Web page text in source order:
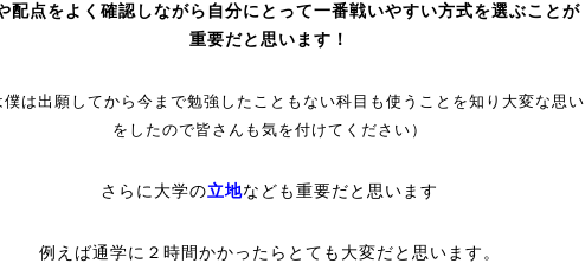
配点をよく確認しながら自分にとって一番戦いやすい方式を選ぶことが
重要だと思います！
僕は出願してから今まで勉強したこともない科目も使うことを知り大変な思い
をしたので皆さんも気を付けてください）
さらに大学の立地なども重要だと思います
例えば通学に２時間かかったらとても大変だと思います。